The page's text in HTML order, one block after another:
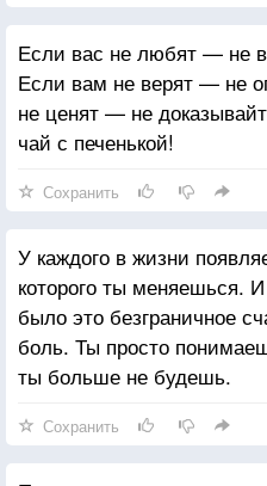
Если вас не любят — не
Если вам не верят — не
не ценят — не
чай с печенькой!
Сохранить
У каждого в жизни
которого ты меняешься.
было это безграничное
боль. Ты просто
ты больше не будешь.
Сохранить